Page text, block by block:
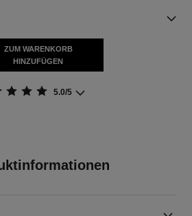
ZUM WARENKORB
HINZUFÜGEN
5.0/5